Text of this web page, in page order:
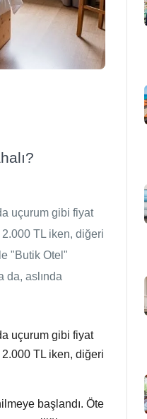
uçurum gibi fiyat
TL iken, diğeri
"Butik Otel"
da, aslında
uçurum gibi fiyat
TL iken, diğeri
başlandı. Öte